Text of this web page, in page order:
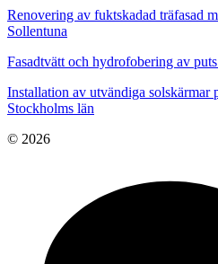
Renovering av fuktskadad träfasad
Sollentuna
Fasadtvätt och hydrofobering av
Installation av utvändiga solskärmar
Stockholms län
© 2026